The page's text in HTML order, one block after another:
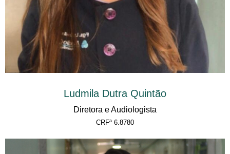
Ludmila Dutra Quintão
Diretora e Audiologista
CRFª 6.8780